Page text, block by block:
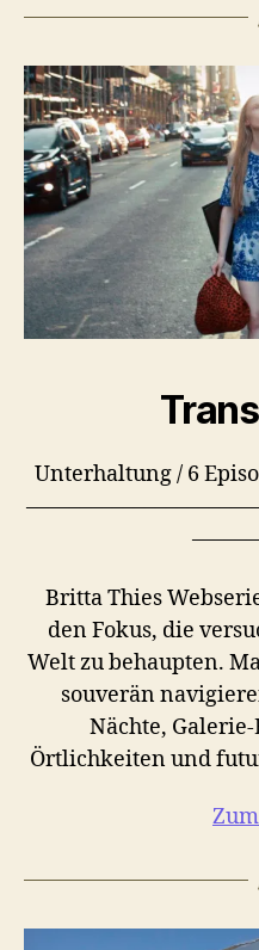
Unterhaltung / 6
Britta Thies
den Fokus, die
Welt zu behaupten.
souverän
Nächte,
Örtlichkeiten und